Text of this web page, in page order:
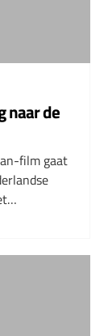
naar de
film gaat